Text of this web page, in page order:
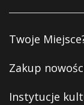
Twoje
Zakup
Instytucje